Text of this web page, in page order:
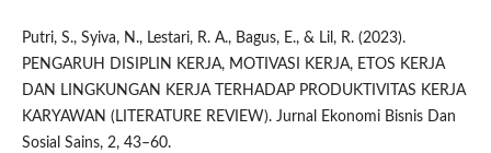
Putri, S., Syiva, N., Lestari, R. A., Bagus, E., & Lil, R. (2023).
PENGARUH DISIPLIN KERJA, MOTIVASI KERJA, ETOS KERJA
DAN LINGKUNGAN KERJA TERHADAP PRODUKTIVITAS KERJA
KARYAWAN (LITERATURE REVIEW). Jurnal Ekonomi Bisnis Dan
Sosial Sains, 2, 43–60.